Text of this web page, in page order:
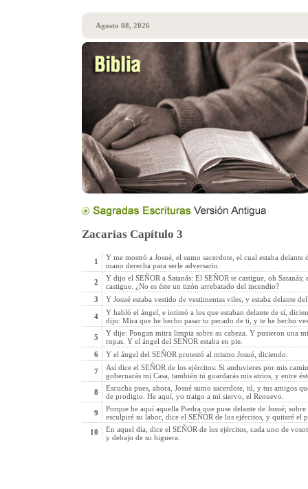
Agosto 08, 2026
Zacarías Capítulo 3
1
Y me mostró a Josué, el sumo sacerdote, el cual estaba delante
mano derecha para serle adversario.
2
Y dijo el SEÑOR a Satanás: El SEÑOR te castigue, oh Satanás;
castigue. ¿No es éste un tizón arrebatado del incendio?
3
Y Josué estaba vestido de vestimentas viles, y estaba delante
4
Y habló el ángel, e intimó a los que estaban delante de sí,
dijo: Mira que he hecho pasar tu pecado de ti, y te he hecho
5
Y dije: Pongan mitra limpia sobre su cabeza. Y pusieron una
ropas. Y el ángel del SEÑOR estaba en pie.
6
Y el ángel del SEÑOR protestó al mismo Josué, diciendo:
7
Así dice el SEÑOR de los ejércitos: Si anduvieres por mis
gobernarás mi Casa, también tú guardarás mis atrios, y entre
8
Escucha pues, ahora, Josué sumo sacerdote, tú, y tus amigos
de prodigio. He aquí, yo traigo a mi siervo, el Renuevo.
9
Porque he aquí aquella Piedra que puse delante de Josué;
esculpiré su labor, dice el SEÑOR de los ejércitos, y quitaré el
10
En aquel día, dice el SEÑOR de los ejércitos, cada uno de
y debajo de su higuera.